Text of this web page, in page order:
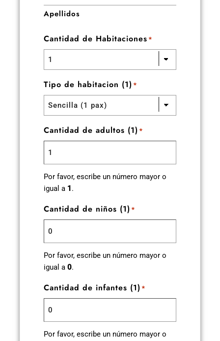
Apellidos
Cantidad de Habitaciones *
Tipo de habitacion (1) *
Cantidad de adultos (1) *
Por favor, escribe un número mayor o
igual a 1.
Cantidad de niños (1) *
Por favor, escribe un número mayor o
igual a 0.
Cantidad de infantes (1) *
Por favor, escribe un número mayor o